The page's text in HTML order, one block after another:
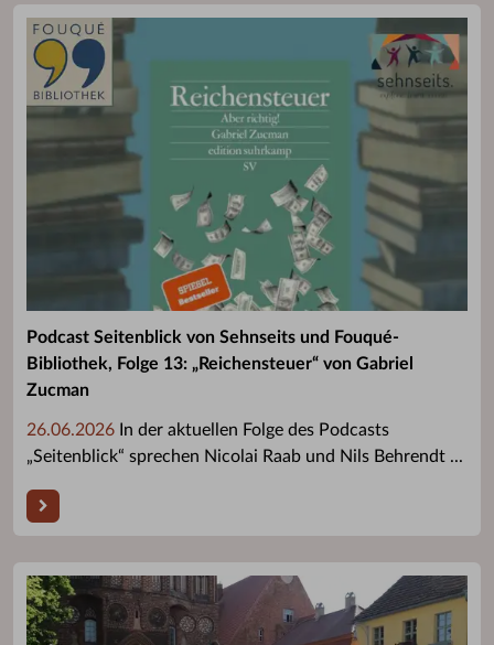
Podcast Seitenblick von Sehnseits und Fouqué-
Bibliothek, Folge 13: „Reichensteuer“ von Gabriel
Zucman
26.06.2026 In der aktuellen Folge des Podcasts
„Seitenblick“ sprechen Nicolai Raab und Nils Behrendt ...